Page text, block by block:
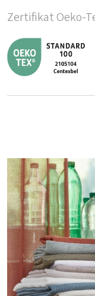
Zertifikat Oeko-